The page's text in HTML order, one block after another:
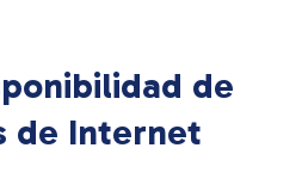
de
de Internet